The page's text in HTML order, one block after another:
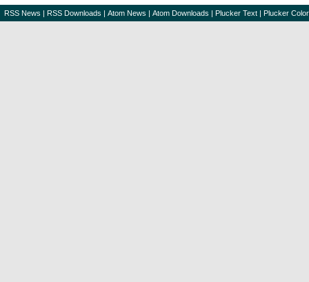
RSS News | RSS Downloads | Atom News | Atom Downloads | Plucker Text | Plucker Color